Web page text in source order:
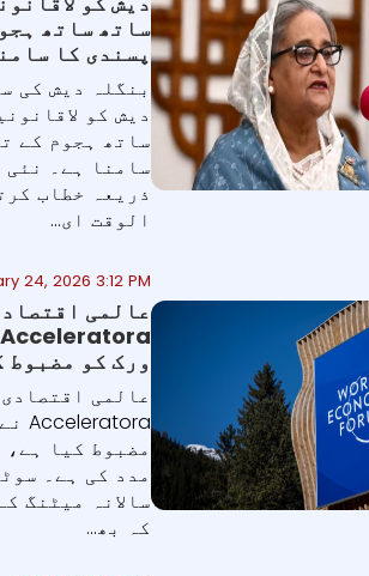
ساتھ ساتھ
پسندی کا
بنگلہ دیش کی
دیش کو
ساتھ ہجوم کے
سامنا ہے۔
ذریعہ خطاب
الوقت ای...
24, 2026 3:12 PM
ورک کو مضبوط
سالانہ میٹنگ
کہ بھ...